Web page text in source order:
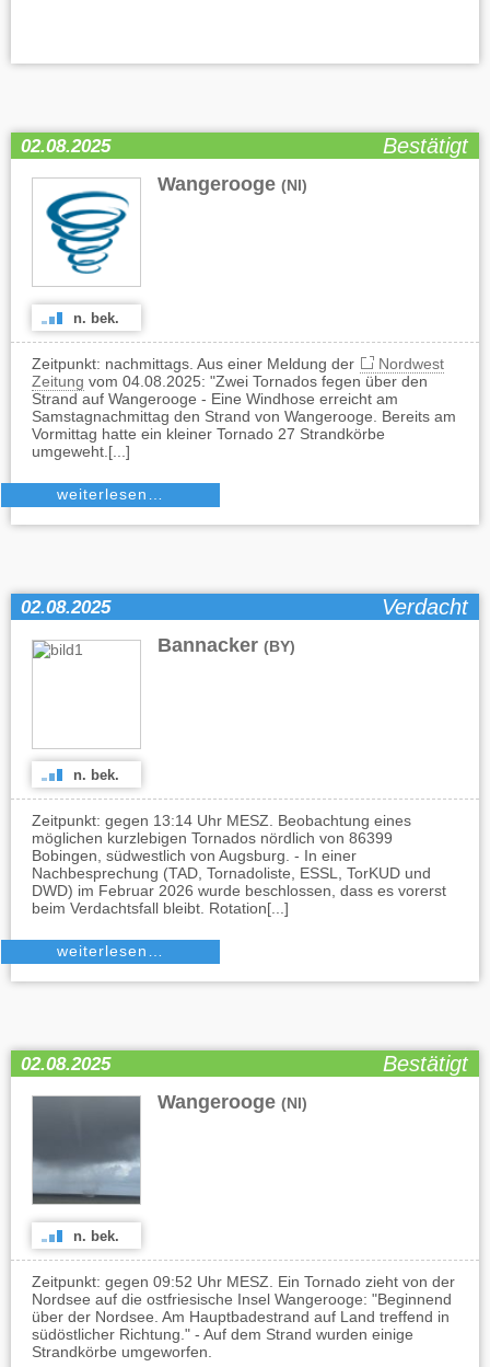
02.08.2025 Bestätigt
Wangerooge (NI)
n. bek.
Zeitpunkt: nachmittags. Aus einer Meldung der
Nordwest
Zeitung vom 04.08.2025: "Zwei Tornados fegen über den
Strand auf Wangerooge - Eine Windhose erreicht am
Samstagnachmittag den Strand von Wangerooge. Bereits am
Vormittag hatte ein kleiner Tornado 27 Strandkörbe
umgeweht.[...]
weiterlesen…
02.08.2025 Verdacht
Bannacker (BY)
n. bek.
Zeitpunkt: gegen 13:14 Uhr MESZ. Beobachtung eines
möglichen kurzlebigen Tornados nördlich von 86399
Bobingen, südwestlich von Augsburg. - In einer
Nachbesprechung (TAD, Tornadoliste, ESSL, TorKUD und
DWD) im Februar 2026 wurde beschlossen, dass es vorerst
beim Verdachtsfall bleibt. Rotation[...]
weiterlesen…
02.08.2025 Bestätigt
Wangerooge (NI)
n. bek.
Zeitpunkt: gegen 09:52 Uhr MESZ. Ein Tornado zieht von der
Nordsee auf die ostfriesische Insel Wangerooge: "Beginnend
über der Nordsee. Am Hauptbadestrand auf Land treffend in
südöstlicher Richtung." - Auf dem Strand wurden einige
Strandkörbe umgeworfen.